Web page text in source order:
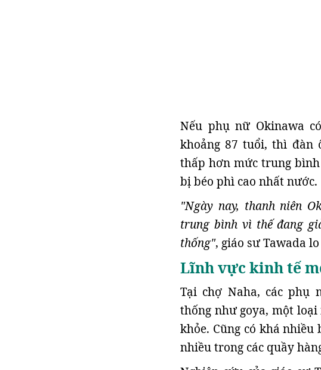
Nếu phụ nữ Okinawa
khoảng 87 tuổi, thì đàn
thấp hơn mức trung
bị béo phì cao nhất nước.
"Ngày nay, thanh niên
trung bình vì thế đang
thống", giáo sư Tawada
Lĩnh vực kinh tế
Tại chợ Naha, các phụ
thống như goya, một
khỏe. Cũng có khá
nhiều trong các quầy